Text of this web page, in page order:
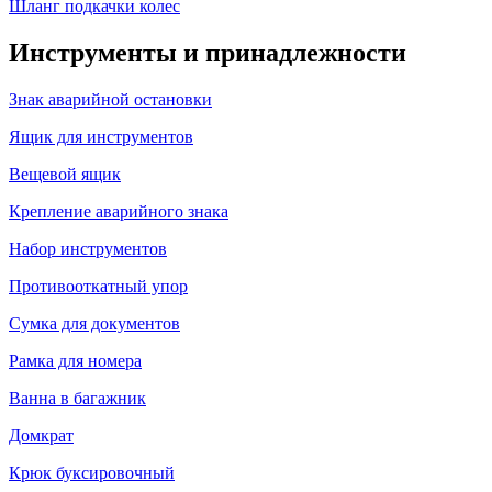
Шланг подкачки колес
Инструменты и принадлежности
Знак аварийной остановки
Ящик для инструментов
Вещевой ящик
Крепление аварийного знака
Набор инструментов
Противооткатный упор
Сумка для документов
Рамка для номера
Ванна в багажник
Домкрат
Крюк буксировочный